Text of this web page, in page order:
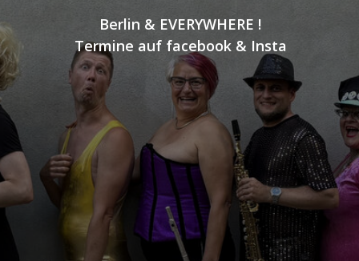
Berlin & EVERYWHERE !
Termine auf facebook & Insta